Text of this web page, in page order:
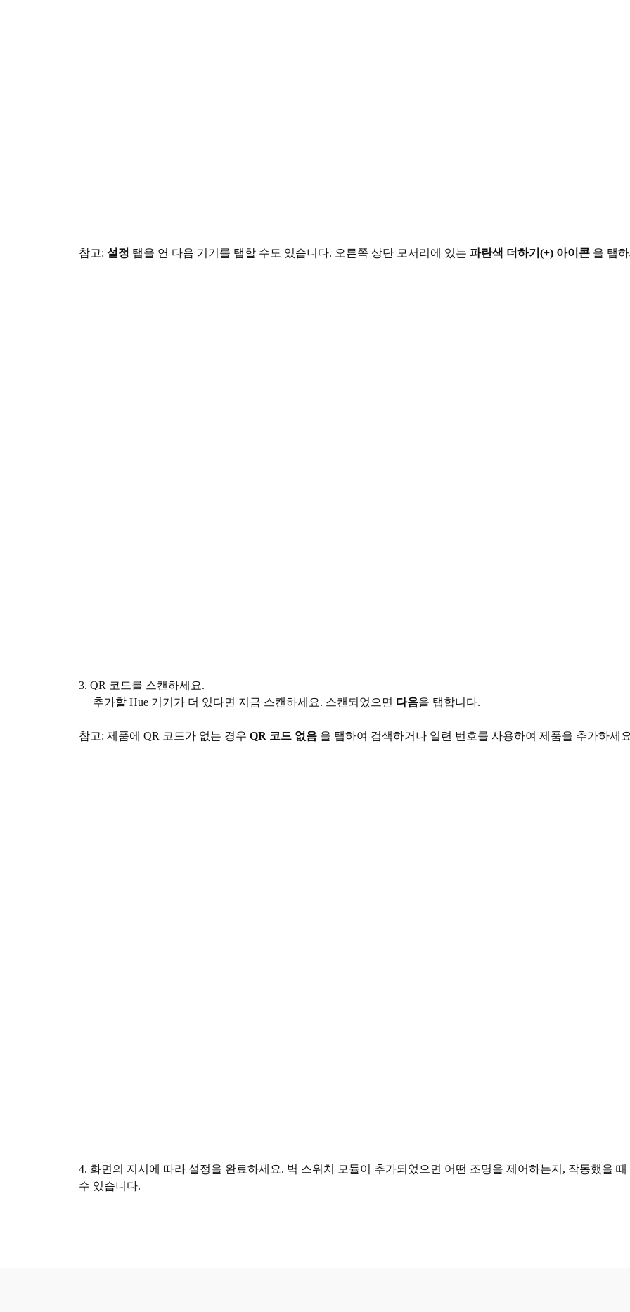
참고:설정 탭을 연 다음 기기를 탭할 수도 있습니다. 오른쪽 상단 모서리에 있는파란색 더하기(+) 아이콘 을 탭
3. QR 코드를 스캔하세요.
추가할 Hue 기기가 더 있다면 지금 스캔하세요. 스캔되었으면 다음을 탭합니다.
참고: 제품에 QR 코드가 없는 경우QR 코드 없음 을 탭하여 검색하거나 일련 번호를 사용하여 제품을 추가하세
4. 화면의 지시에 따라 설정을 완료하세요. 벽 스위치 모듈이 추가되었으면 어떤 조명을 제어하는지, 작동했을
수 있습니다.